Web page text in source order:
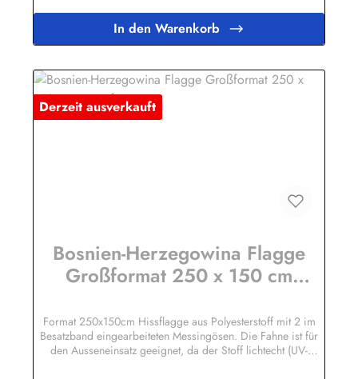
In den Warenkorb
Derzeit ausverkauft
Bosnien-Herzegowina Flagge
Großformat 250 x 150 cm
Format 250x150cm Hissflagge aus Polyesterstoff mit 2 im
Besatzband eingearbeiteten Messingösen. Die Fahne ist für
den Ausseneinsatz geeignet, da der Stoff lichtecht (UV-